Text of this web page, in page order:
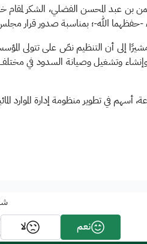
بن عبد المحسن الفضلي، الشكر
الله-؛ بمناسبة صدور قرار مجلس
إلى أن التنظيم نصّ على تتولى المؤسسة
وإنشاء وتشغيل وصيانة السدود في
في تطوير منظومة إدارة الموارد
نعم لا